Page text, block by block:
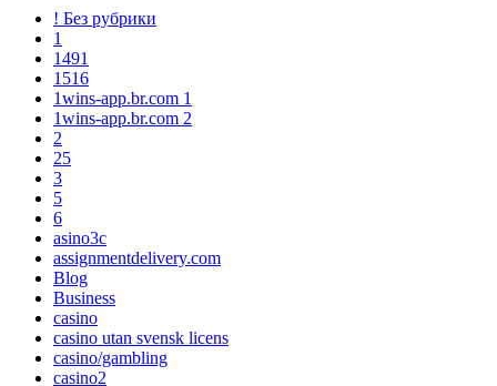
! Без рубрики
1
1491
1516
1wins-app.br.com 1
1wins-app.br.com 2
2
25
3
5
6
asino3c
assignmentdelivery.com
Blog
Business
casino
casino utan svensk licens
casino/gambling
casino2